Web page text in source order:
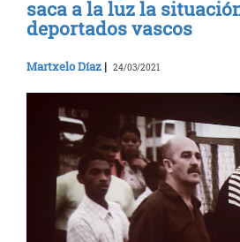
saca a la luz la
deportados vascos
Martxelo Díaz | 24/03/2021